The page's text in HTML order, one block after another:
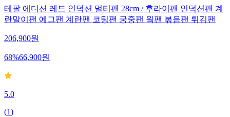
테팔 에디션 레드 인덕션 멀티팬 28cm / 후라이팬 인덕션팬 계
란말이팬 에그팬 계란팬 코팅팬 궁중팬 웍팬 볶음팬 튀김팬
206,900원
68%66,900원
5.0
(1)